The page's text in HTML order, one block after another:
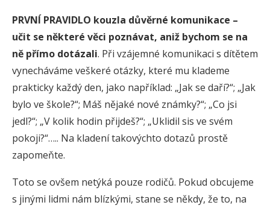
PRVNÍ PRAVIDLO kouzla důvěrné komunikace –
učit se některé věci poznávat, aniž bychom se na
ně přímo dotázali. Při vzájemné komunikaci s dítětem
vynecháváme veškeré otázky, které mu klademe
prakticky každý den, jako například: „Jak se daří?“; „Jak
bylo ve škole?“; Máš nějaké nové známky?“; „Co jsi
jedl?“; „V kolik hodin přijdeš?“; „Uklidil sis ve svém
pokoji?“….. Na kladení takovýchto dotazů prostě
zapomeňte.
Toto se ovšem netýká pouze rodičů. Pokud obcujeme
s jinými lidmi nám blízkými, stane se někdy, že to, na